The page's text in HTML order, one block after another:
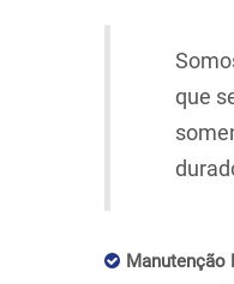
que
Manutenção